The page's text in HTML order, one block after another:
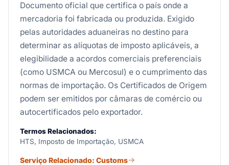
Documento oficial que certifica o país onde a
mercadoria foi fabricada ou produzida. Exigido
pelas autoridades aduaneiras no destino para
determinar as alíquotas de imposto aplicáveis, a
elegibilidade a acordos comerciais preferenciais
(como USMCA ou Mercosul) e o cumprimento das
normas de importação. Os Certificados de Origem
podem ser emitidos por câmaras de comércio ou
autocertificados pelo exportador.
Termos Relacionados:
HTS, Imposto de Importação, USMCA
Serviço Relacionado: Customs